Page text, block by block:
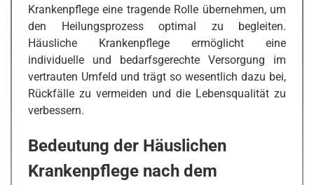
Krankenpflege eine tragende Rolle übernehmen, um
den Heilungsprozess optimal zu begleiten.
Häusliche Krankenpflege ermöglicht eine
individuelle und bedarfsgerechte Versorgung im
vertrauten Umfeld und trägt so wesentlich dazu bei,
Rückfälle zu vermeiden und die Lebensqualität zu
verbessern.
Bedeutung der Häuslichen
Krankenpflege nach dem